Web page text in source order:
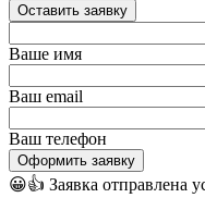
Оставить заявку
Ваше имя
Ваш email
Ваш телефон
Оформить заявку
😀👍 Заявка отправлена